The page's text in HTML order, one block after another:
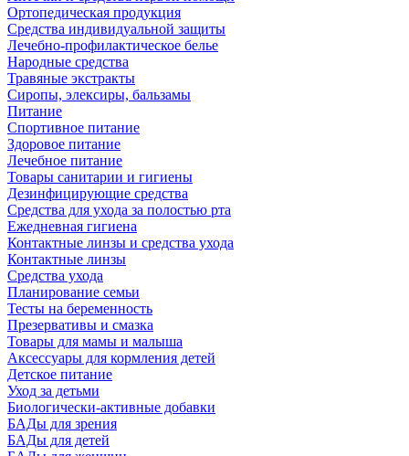
Ортопедическая продукция
Средства индивидуальной защиты
Лечебно-профилактическое белье
Народные средства
Травяные экстракты
Сиропы, элексиры, бальзамы
Питание
Спортивное питание
Здоровое питание
Лечебное питание
Товары санитарии и гигиены
Дезинфицирующие средства
Средства для ухода за полостью рта
Ежедневная гигиена
Контактные линзы и средства ухода
Контактные линзы
Средства ухода
Планирование семьи
Тесты на беременность
Презервативы и смазка
Товары для мамы и малыша
Аксессуары для кормления детей
Детское питание
Уход за детьми
Биологически-активные добавки
БАДы для зрения
БАДы для детей